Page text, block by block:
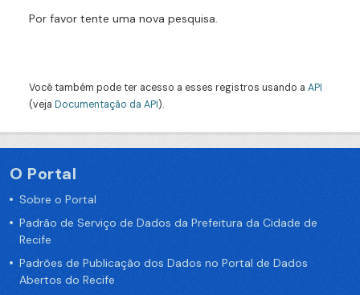
Por favor tente uma nova pesquisa.
Você também pode ter acesso a esses registros usando a API
(veja Documentação da API).
O Portal
Sobre o Portal
Padrão de Serviço de Dados da Prefeitura da Cidade de
Recife
Padrões de Publicação dos Dados no Portal de Dados
Abertos do Recife